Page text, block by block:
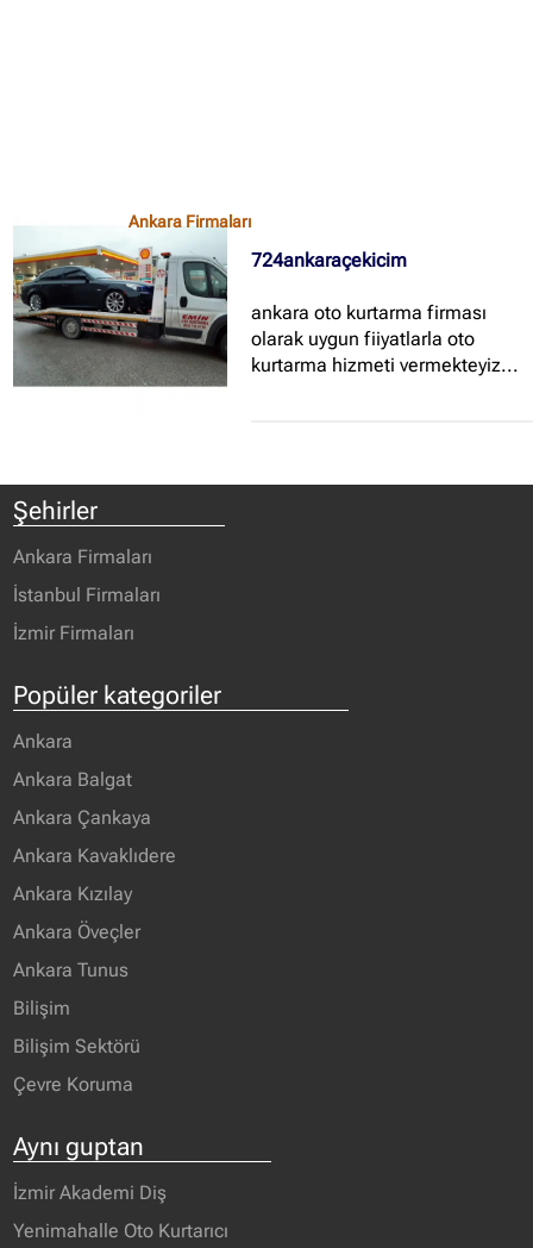
Ankara Firmaları
724ankaraçekicim
ankara oto kurtarma firması
olarak uygun fiiyatlarla oto
kurtarma hizmeti vermekteyiz...
Şehirler
Ankara Firmaları
İstanbul Firmaları
İzmir Firmaları
Popüler kategoriler
Ankara
Ankara Balgat
Ankara Çankaya
Ankara Kavaklıdere
Ankara Kızılay
Ankara Öveçler
Ankara Tunus
Bilişim
Bilişim Sektörü
Çevre Koruma
Aynı guptan
İzmir Akademi Diş
Yenimahalle Oto Kurtarıcı